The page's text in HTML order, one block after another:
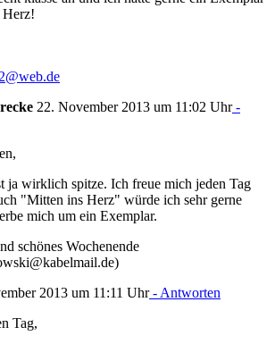
22. November 2013 um 11:02 Uhr-
ja wirklich spitze. Ich freue mich jeden Tag
"Mitten ins Herz" würde ich sehr gerne
mich um ein Exemplar.
schönes Wochenende
2013 um 11:11 Uhr- Antworten
Tag,